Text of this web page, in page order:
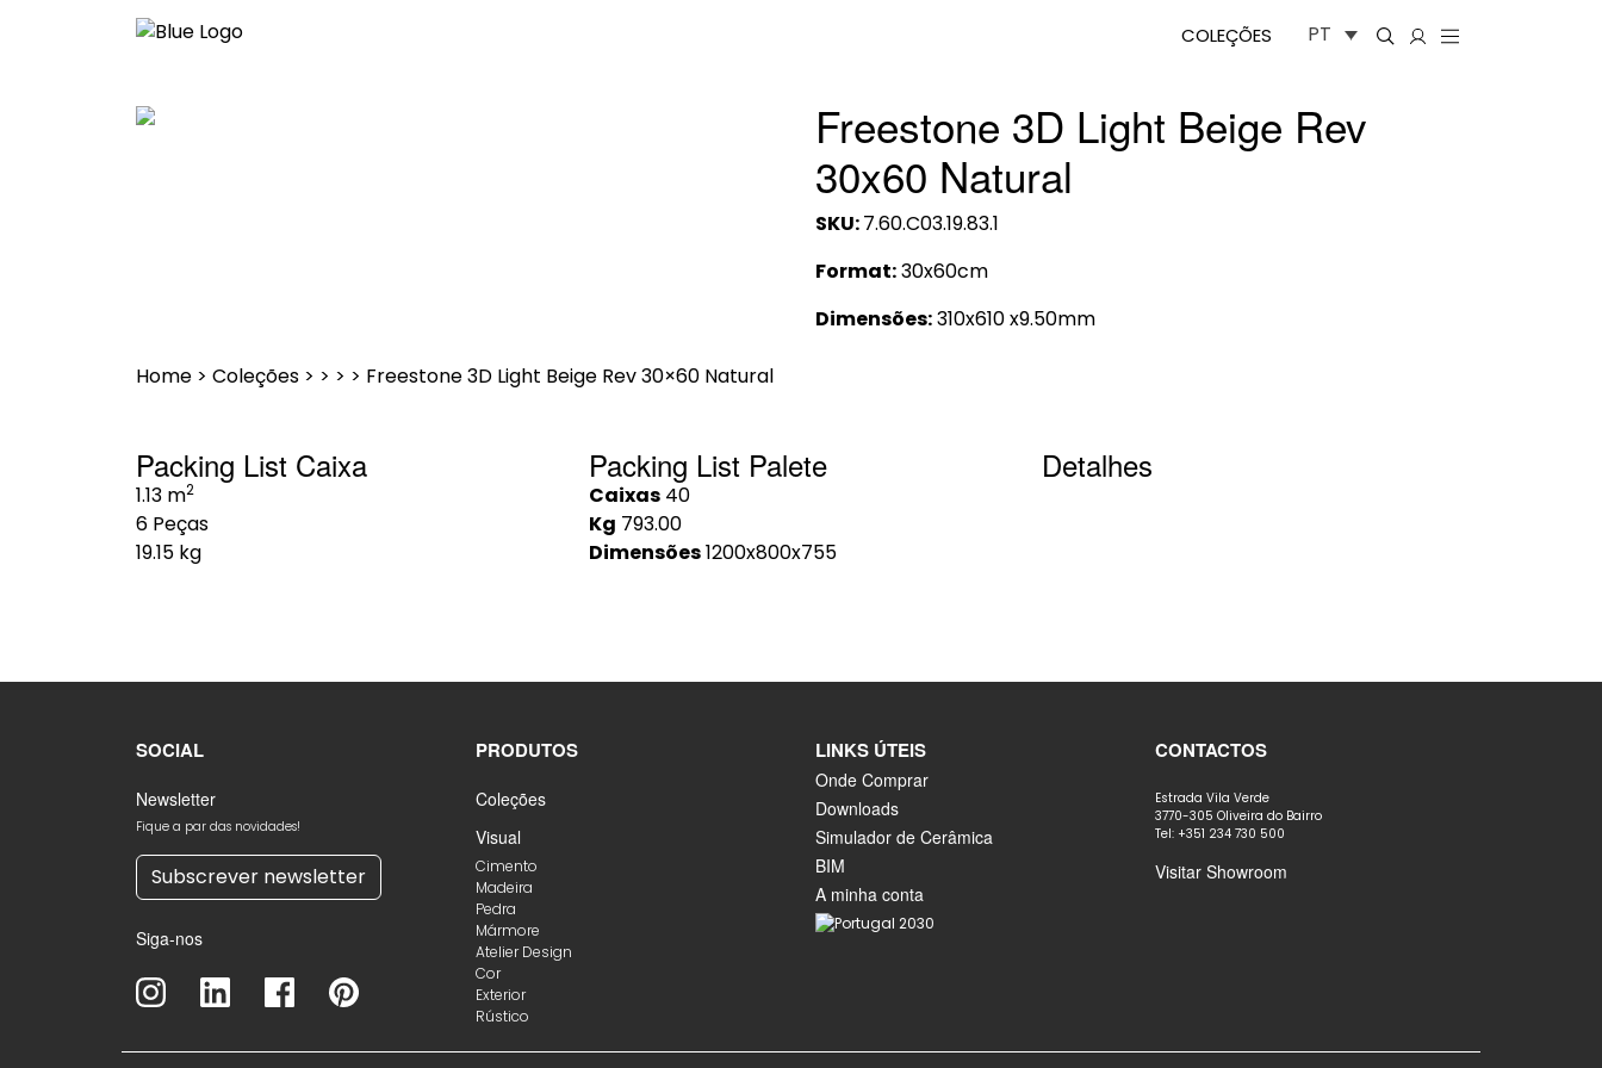
COLEÇÕES PT
Freestone 3D Light Beige Rev
30x60 Natural
SKU:7.60.C03.19.83.1
Format:30x60cm
Dimensões:310x610 x9.50mm
Home > Coleções > > > > Freestone 3D Light Beige Rev 30×60 Natural
Packing List Caixa
1.13 m2
6 Peças
19.15 kg
Packing List Palete
Caixas 40
Kg 793.00
Dimensões1200x800x755
Detalhes
SOCIAL
Newsletter
Fique a par das novidades!
Subscrever newsletter
Siga-nos
PRODUTOS
Coleções
Visual
Cimento
Madeira
Pedra
Mármore
Atelier Design
Cor
Exterior
Rústico
LINKS ÚTEIS
Onde Comprar
Downloads
Simulador de Cerâmica
BIM
A minha conta
CONTACTOS
Estrada Vila Verde
3770-305 Oliveira do Bairro
Tel: +351 234 730 500
Visitar Showroom